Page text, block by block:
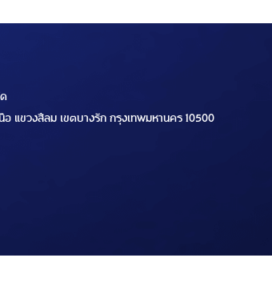
แขวงสีลม เขตบางรัก กรุงเทพมหานคร 10500